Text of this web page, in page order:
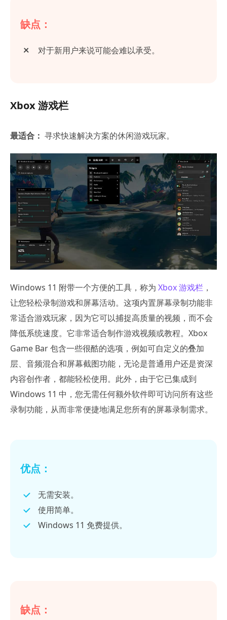
缺点：
对于新用户来说可能会难以承受。
Xbox 游戏栏
最适合： 寻求快速解决方案的休闲游戏玩家。
Windows 11 附带一个方便的工具，称为 Xbox 游戏栏 ，
让您轻松录制游戏和屏幕活动。这项内置屏幕录制功能非
常适合游戏玩家，因为它可以捕捉高质量的视频，而不会
降低系统速度。它非常适合制作游戏视频或教程。Xbox
Game Bar 包含一些很酷的选项，例如可自定义的叠加
层、音频混合和屏幕截图功能，无论是普通用户还是资深
内容创作者，都能轻松使用。此外，由于它已集成到
Windows 11 中，您无需任何额外软件即可访问所有这些
录制功能，从而非常便捷地满足您所有的屏幕录制需求。
优点：
无需安装。
使用简单。
Windows 11 免费提供。
缺点：